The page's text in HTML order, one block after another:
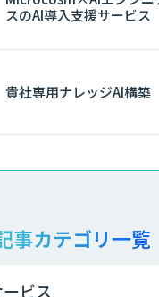
スのAI導入支援サービス
貴社専用ナレッジAI構築
異常検知AI
需要予測＋業務最適化AI
事カテゴリ一覧
ビス